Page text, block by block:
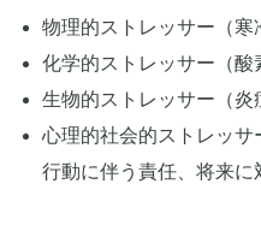
物理的ストレッサー（寒
化学的ストレッサー（酸
生物的ストレッサー（炎
心理的社会的ストレッ
行動に伴う責任、将来に